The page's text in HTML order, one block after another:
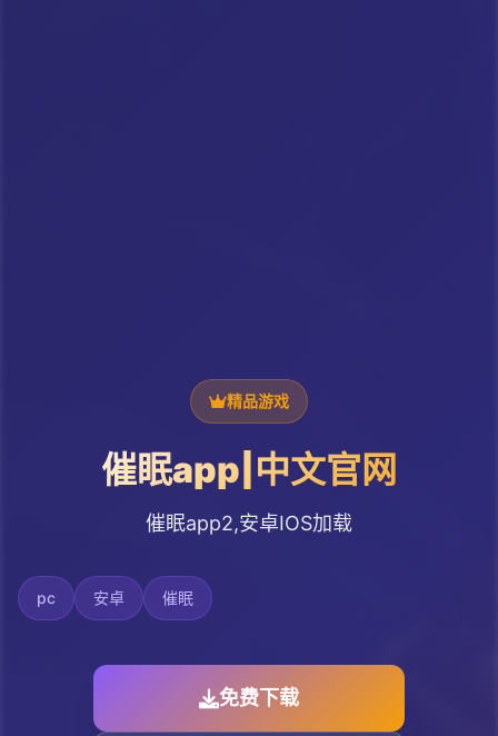
精品游戏
催眠app|中文官网
催眠app2,安卓IOS加载
pc 安卓 催眠
免费下载